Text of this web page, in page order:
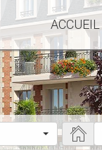
ACCUEIL